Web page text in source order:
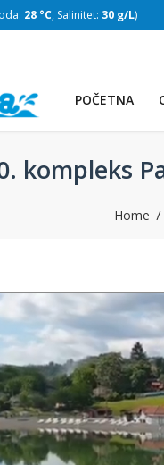
28 °C, Salinitet: 30 g/L)
POČETNA
kompleks
Home
30 g/l